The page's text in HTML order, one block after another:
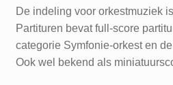
Winkel
Blaasinstrumenten
De indeling voor orkestmuziek
Partituren bevat full-score
categorie Symfonie-orkest en
Ook wel bekend als